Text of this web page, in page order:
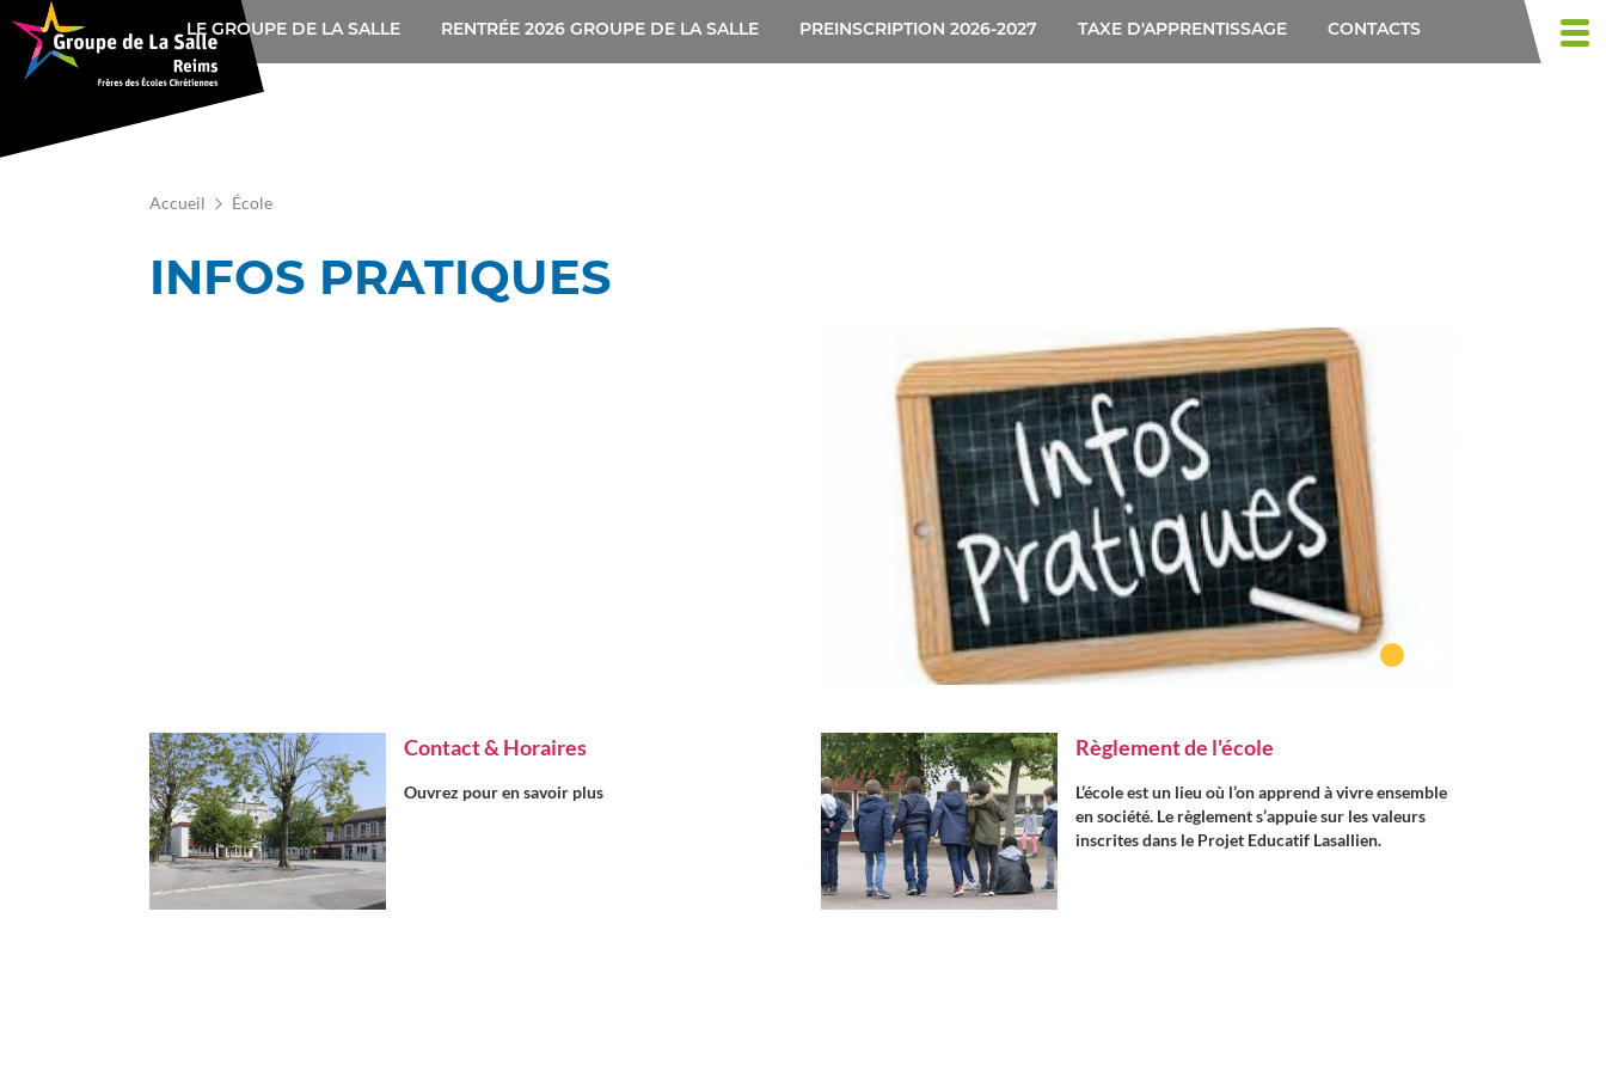
contenu
principal
Navigation
principale
LE GROUPE DE LA SALLE RENTRÉE 2026 GROUPE DE LA SALLE PREINSCRIPTION 2026-2027 TAXE D'APPRENTISSAGE CONTACTS
Accueil École
INFOS PRATIQUES
Contact & Horaires
Ouvrez pour en savoir plus
Règlement de l'école
L’école est un lieu où l’on apprend à vivre ensemble
en société. Le règlement s’appuie sur les valeurs
inscrites dans le Projet Educatif Lasallien.